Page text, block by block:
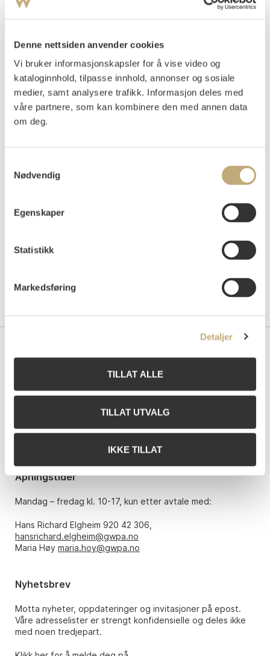
Denne nettsiden anvender cookies
Vi bruker informasjonskapsler for å vise video og
kataloginnhold, tilpasse innhold, annonser og sosiale
medier, samt analysere trafikk. Informasjon deles med
våre partnere, som kan kombinere den med annen data
om deg.
Nødvendig
Egenskaper
Statistikk
Markedsføring
Detaljer
TILLAT ALLE
TILLAT UTVALG
IKKE TILLAT
Akvarell på papir, oppklebet på plate
20x27
Signert og datert nede t.v.: HF Gude 1892
Vurdering
NOK 30 000–40 000
mandag 30. november 2015 kl 19:00
Kontakt oss
Bankplassen 1A
Telefon: 22 86 21 86
Åpningstider
Mandag – fredag kl. 10-17, kun etter avtale med:
Hans Richard Elgheim 920 42 306,
hansrichard.elgheim@gwpa.no
Maria Høy maria.hoy@gwpa.no
Nyhetsbrev
Motta nyheter, oppdateringer og invitasjoner på epost.
Våre adresselister er strengt konfidensielle og deles ikke
med noen tredjepart.